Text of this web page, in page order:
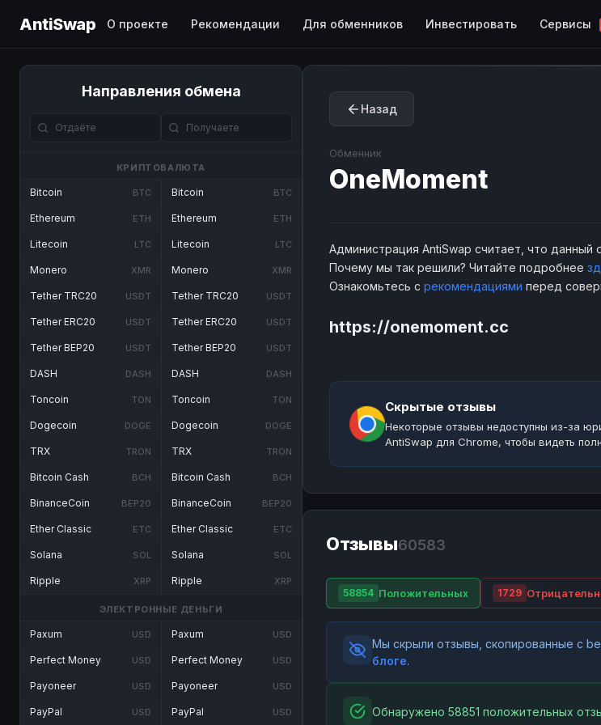
AntiSwap О проекте Рекомендации Для обменников Инвестировать Сервисы
Направления обмена
КРИПТОВАЛЮТА
Bitcoin BTC
Ethereum ETH
Litecoin LTC
Monero XMR
Tether TRC20 USDT
Tether ERC20 USDT
Tether BEP20 USDT
DASH DASH
Toncoin TON
Dogecoin DOGE
TRX TRON
Bitcoin Cash BCH
BinanceCoin BEP20
Ether Classic ETC
Solana SOL
Ripple XRP
Bitcoin BTC
Ethereum ETH
Litecoin LTC
Monero XMR
Tether TRC20 USDT
Tether ERC20 USDT
Tether BEP20 USDT
DASH DASH
Toncoin TON
Dogecoin DOGE
TRX TRON
Bitcoin Cash BCH
BinanceCoin BEP20
Ether Classic ETC
Solana SOL
Ripple XRP
ЭЛЕКТРОННЫЕ ДЕНЬГИ
Paxum USD
Perfect Money USD
Payoneer USD
PayPal USD
Paxum USD
Perfect Money USD
Payoneer USD
PayPal USD
Назад
Обменник
OneMoment
Администрация AntiSwap считает, что данный
Почему мы так решили? Читайте подробнее
Ознакомьтесь с рекомендациями перед
https://onemoment.cc
Скрытые отзывы
Некоторые отзывы недоступны из-за
AntiSwap для Chrome, чтобы видеть
Отзывы60583
58854 Положительных 1729
Мы скрыли отзывы, скопированные с
блоге.
Обнаружено 58851 положительных